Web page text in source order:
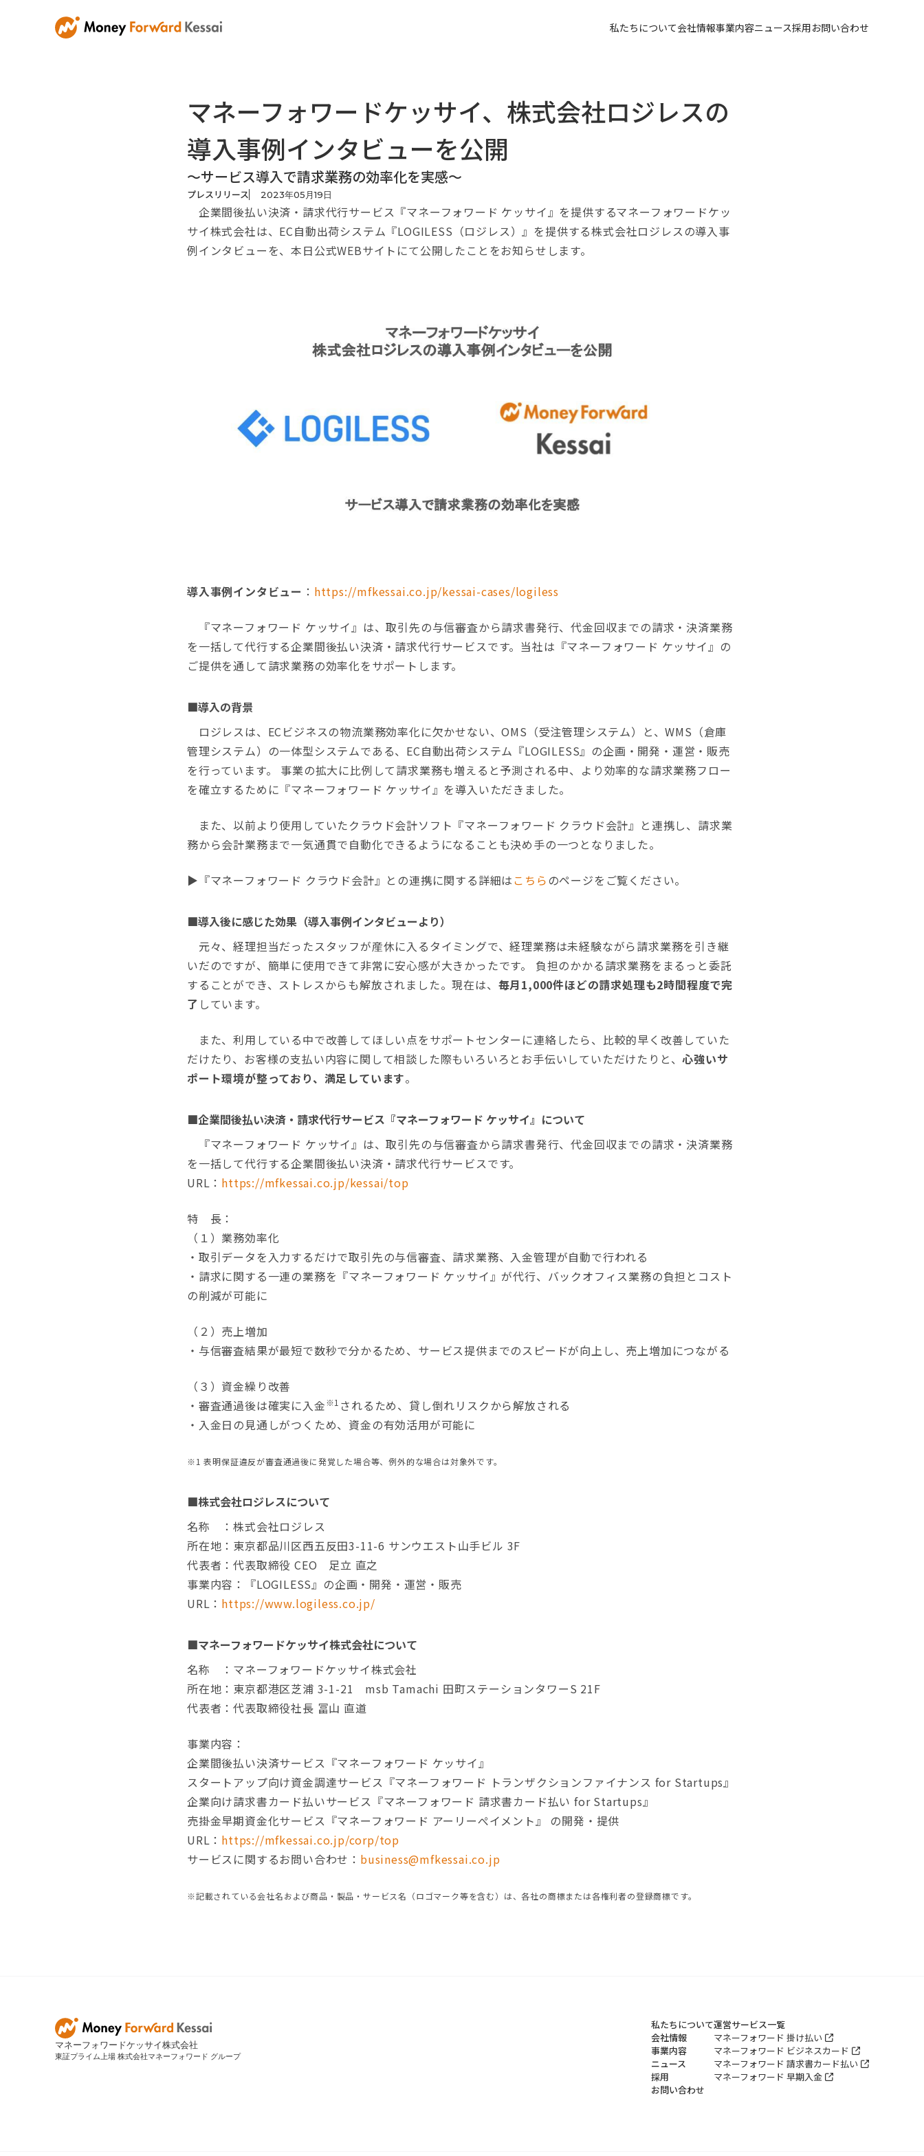
私たちについて会社情報事業内容ニュース採用お問い合わせ
マネーフォワードケッサイ、株式会社ロジレスの
導入事例インタビューを公開
〜サービス導入で請求業務の効率化を実感〜
プレスリリース 2023年05 月19日
企業間後払い決済・請求代行サービス『マネーフォワード ケッサイ』を提供するマネーフォワードケッ
サイ株式会社は、EC自動出荷システム『LOGILESS（ロジレス）』を提供する株式会社ロジレスの導入事
例インタビューを、本日公式WEBサイトにて公開したことをお知らせします。
導入事例インタビュー ： https://mfkessai.co.jp/kessai-cases/logiless
『マネーフォワード ケッサイ』は、取引先の与信審査から請求書発行、代金回収までの請求・決済業務
を一括して代行する企業間後払い決済・請求代行サービスです。当社は『マネーフォワード ケッサイ』の
ご提供を通して請求業務の効率化をサポートします。
■導入の背景
ロジレスは、ECビジネスの物流業務効率化に欠かせない、OMS（受注管理システム）と、WMS（倉庫
管理システム）の一体型システムである、EC自動出荷システム『LOGILESS』の企画・開発・運営・販売
を行っています。 事業の拡大に比例して請求業務も増えると予測される中、より効率的な請求業務フロー
を確立するために『マネーフォワード ケッサイ』を導入いただきました。
また、以前より使用していたクラウド会計ソフト『マネーフォワード クラウド会計』と連携し、請求業
務から会計業務まで一気通貫で自動化できるようになることも決め手の一つとなりました。
▶︎『マネーフォワード クラウド会計』との連携に関する詳細はこちら のページをご覧ください。
■導入後に感じた効果（導入事例インタビューより）
元々、経理担当だったスタッフが産休に入るタイミングで、経理業務は未経験ながら請求業務を引き継
いだのですが、簡単に使用できて非常に安心感が大きかったです。 負担のかかる請求業務をまるっと委託
することができ、ストレスからも解放されました。現在は、 毎月1,000件ほどの請求処理も2時間程度で完
了 しています。
また、利用している中で改善してほしい点をサポートセンターに連絡したら、比較的早く改善していた
だけたり、お客様の支払い内容に関して相談した際もいろいろとお手伝いしていただけたりと、心強いサ
ポート環境が整っており、満足しています。
■企業間後払い決済・請求代行サービス『マネーフォワード ケッサイ』について
『マネーフォワード ケッサイ』は、取引先の与信審査から請求書発行、代金回収までの請求・決済業務
を一括して代行する企業間後払い決済・請求代行サービスです。
URL： https://mfkessai.co.jp/kessai/top
特 長：
（１）業務効率化
・取引データを入力するだけで取引先の与信審査、請求業務、入金管理が自動で行われる
・請求に関する一連の業務を『マネーフォワード ケッサイ』が代行、バックオフィス業務の負担とコスト
の削減が可能に
（２）売上増加
・与信審査結果が最短で数秒で分かるため、サービス提供までのスピードが向上し、売上増加につながる
（３）資金繰り改善
・審査通過後は確実に入金※1 されるため、貸し倒れリスクから解放される
・入金日の見通しがつくため、資金の有効活用が可能に
※1 表明保証違反が審査通過後に発覚した場合等、例外的な場合は対象外です。
■株式会社ロジレスについて
名称 ：株式会社ロジレス
所在地：東京都品川区西五反田3-11-6 サンウエスト山手ビル 3F
代表者：代表取締役 CEO 足立 直之
事業内容：『LOGILESS』の企画・開発・運営・販売
URL： https://www.logiless.co.jp/
■マネーフォワードケッサイ株式会社について
名称 ：マネーフォワードケッサイ株式会社
所在地：東京都港区芝浦 3-1-21 msb Tamachi 田町ステーションタワーS 21F
代表者：代表取締役社長 冨山 直道
事業内容：
企業間後払い決済サービス『マネーフォワード ケッサイ』
スタートアップ向け資金調達サービス『マネーフォワード トランザクションファイナンス for Startups』
企業向け請求書カード払いサービス『マネーフォワード 請求書カード払い for Startups』
売掛金早期資金化サービス『マネーフォワード アーリーぺイメント』 の開発・提供
URL： https://mfkessai.co.jp/corp/top
サービスに関するお問い合わせ： business@mfkessai.co.jp
※記載されている会社名および商品・製品・サービス名（ロゴマーク等を含む）は、各社の商標または各権利者の登録商標です。
マネーフォワードケッサイ株式会社
東証プライム上場 株式会社マネーフォワード グループ
私たちについて
会社情報
事業内容
ニュース
採用
お問い合わせ
運営サービス一覧
マネーフォワード 掛け払い
マネーフォワード ビジネスカード
マネーフォワード 請求書カード払い
マネーフォワード 早期入金